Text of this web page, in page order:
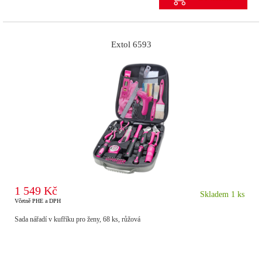
Extol 6593
1 549 Kč
Včetně PHE a DPH
Skladem 1 ks
Sada nářadí v kufříku pro ženy, 68 ks, růžová